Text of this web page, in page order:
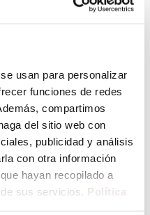
usan para personalizar
funciones de redes
compartimos
del sitio web con
publicidad y análisis
con otra información
hayan recopilado a
sus servicios. Política